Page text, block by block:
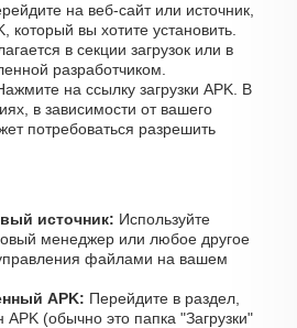
на веб-сайт или источник,
который вы хотите установить.
в секции загрузок или в
разработчиком.
на ссылку загрузки APK. В
в зависимости от вашего
потребоваться разрешить
источник: Используйте
менеджер или любое другое
файлами на вашем
APK: Перейдите в раздел,
APK (обычно это папка "Загрузки"